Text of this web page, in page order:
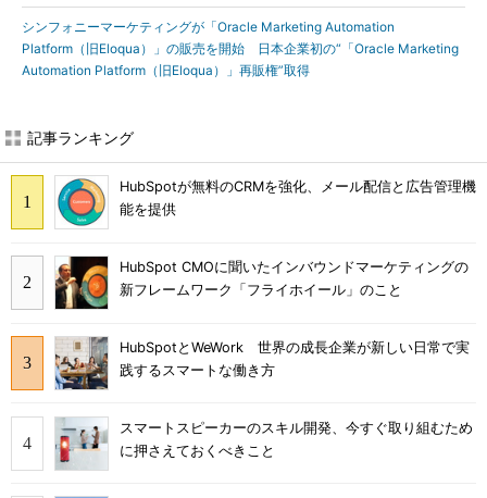
シンフォニーマーケティングが「Oracle Marketing Automation
Platform（旧Eloqua）」の販売を開始 日本企業初の“「Oracle Marketing
Automation Platform（旧Eloqua）」再販権”取得
記事ランキング
HubSpotが無料のCRMを強化、メール配信と広告管理機
能を提供
HubSpot CMOに聞いたインバウンドマーケティングの
新フレームワーク「フライホイール」のこと
HubSpotとWeWork 世界の成長企業が新しい日常で実
践するスマートな働き方
スマートスピーカーのスキル開発、今すぐ取り組むため
に押さえておくべきこと